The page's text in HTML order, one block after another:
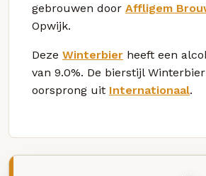
gebrouwen door Affligem
Opwijk.
Deze Winterbier heeft een
van 9.0%. De bierstijl
oorsprong uit Internationaal.